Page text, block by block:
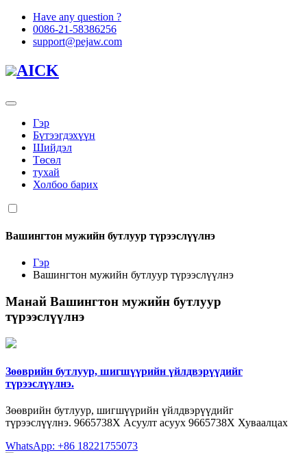
Have any question ?
0086-21-58386256
support@pejaw.com
AICK
Гэр
Бүтээгдэхүүн
Шийдэл
Төсөл
тухай
Холбоо барих
Вашингтон мужийн бутлуур түрээслүүлнэ
Гэр
Вашингтон мужийн бутлуур түрээслүүлнэ
Манай Вашингтон мужийн бутлуур
түрээслүүлнэ
Зөөврийн бутлуур, шигшүүрийн үйлдвэрүүдийг
түрээслүүлнэ.
Зөөврийн бутлуур, шигшүүрийн үйлдвэрүүдийг
түрээслүүлнэ. 9665738X Асуулт асуух 9665738X Хуваалцах
WhatsApp: +86 18221755073